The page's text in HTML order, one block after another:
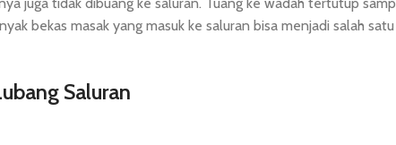
bekas masak yang masuk ke saluran bisa menjadi salah satu
Saluran